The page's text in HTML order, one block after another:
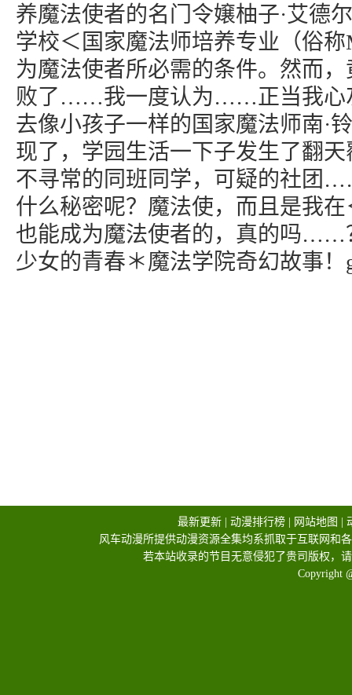
养魔法使者的名门令嬢柚子·艾德
学校＜国家魔法师培养专业（俗
为魔法使者所必需的条件。然而
败了……我一度认为……正当我心
去像小孩子一样的国家魔法师南·
现了，学园生活一下子发生了翻
不寻常的同班同学，可疑的社团
什么秘密呢？魔法使，而且是我
也能成为魔法使者的，真的吗……
少女的青春＊魔法学院奇幻故事！
最新更新 动漫排行榜 网站地图
风车动漫所提供动漫资源全集均系抓取于互联网和
若本站收录的节目无意侵犯了贵司版权，
Copyright